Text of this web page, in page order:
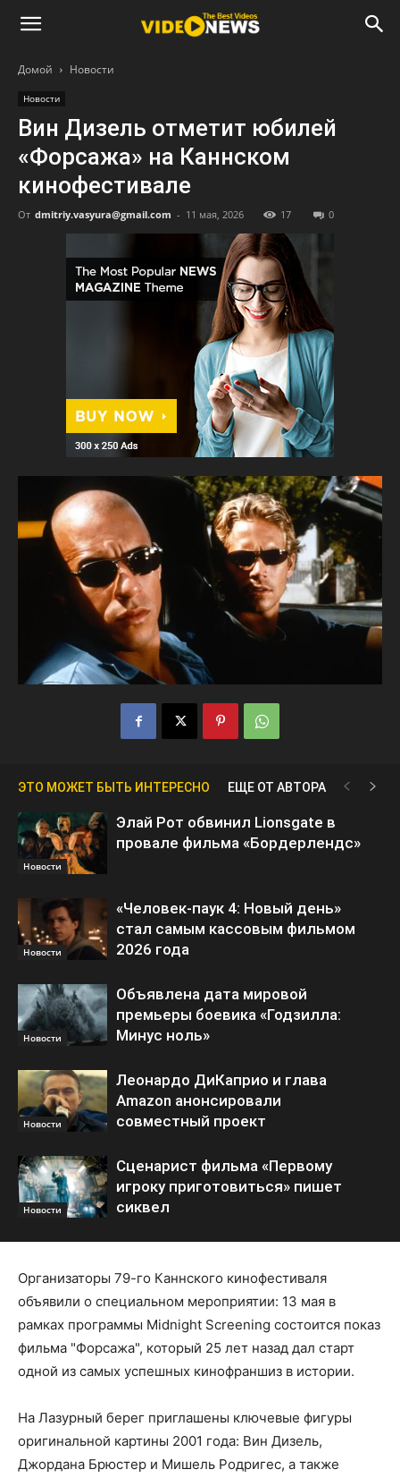
Домой Новости
Новости
Вин Дизель отметит юбилей
«Форсажа» на Каннском
кинофестивале
От dmitriy.vasyura@gmail.com - 11 мая, 2026 17 0
ЭТО МОЖЕТ БЫТЬ ИНТЕРЕСНО ЕЩЕ ОТ АВТОРА
Новости
Элай Рот обвинил Lionsgate в
провале фильма «Бордерлендс»
Новости
«Человек-паук 4: Новый день»
стал самым кассовым фильмом
2026 года
Новости
Объявлена дата мировой
премьеры боевика «Годзилла:
Минус ноль»
Новости
Леонардо ДиКаприо и глава
Amazon анонсировали
совместный проект
Новости
Сценарист фильма «Первому
игроку приготовиться» пишет
сиквел
Организаторы 79-го Каннского кинофестиваля
объявили о специальном мероприятии: 13 мая в
рамках программы Midnight Screening состоится показ
фильма "Форсажа", который 25 лет назад дал старт
одной из самых успешных кинофраншиз в истории.
На Лазурный берег приглашены ключевые фигуры
оригинальной картины 2001 года: Вин Дизель,
Джордана Брюстер и Мишель Родригес, а также